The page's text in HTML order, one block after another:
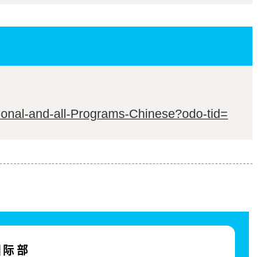
and-all-Programs-Chinese?odo-tid=
部